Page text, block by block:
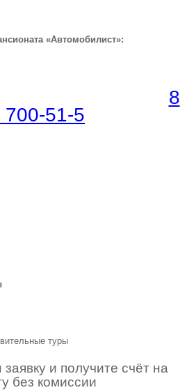
«Автомобилист»:
8
700-51-5
туры
и получите счёт на
без комиссии